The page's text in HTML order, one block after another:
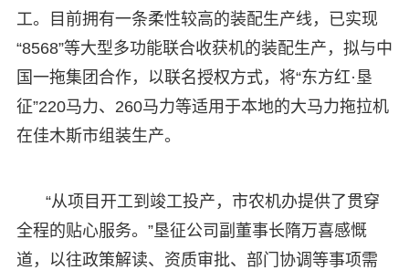
工。目前拥有一条柔性较高的装配生产线，已实现
“8568”等大型多功能联合收获机的装配生产，拟与中
国一拖集团合作，以联名授权方式，将“东方红·垦
征”220马力、260马力等适用于本地的大马力拖拉机
在佳木斯市组装生产。
“从项目开工到竣工投产，市农机办提供了贯穿
全程的贴心服务。”垦征公司副董事长隋万喜感慨
道，以往政策解读、资质审批、部门协调等事项需